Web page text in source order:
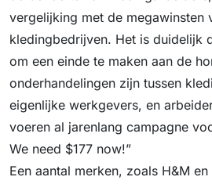
vergelijking met de megawinsten
kledingbedrijven. Het is duidelijk
om een einde te maken aan de
onderhandelingen zijn tussen
eigenlijke werkgevers, en
voeren al jarenlang campagne
We need $177 now!”
Een aantal merken, zoals H&M